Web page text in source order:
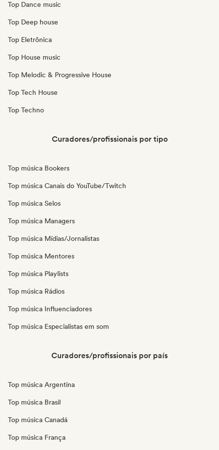
Top Dance music
Top Deep house
Top Eletrônica
Top House music
Top Melodic & Progressive House
Top Tech House
Top Techno
Curadores/profissionais por tipo
Top música Bookers
Top música Canais do YouTube/Twitch
Top música Selos
Top música Managers
Top música Mídias/Jornalistas
Top música Mentores
Top música Playlists
Top música Rádios
Top música Influenciadores
Top música Especialistas em som
Curadores/profissionais por país
Top música Argentina
Top música Brasil
Top música Canadá
Top música França